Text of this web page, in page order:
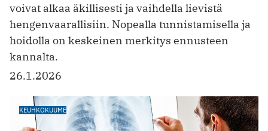
voivat alkaa äkillisesti ja vaihdella lievistä
hengenvaarallisiin. Nopealla tunnistamisella ja
hoidolla on keskeinen merkitys ennusteen
kannalta.
26.1.2026
KEUHKOKUUME